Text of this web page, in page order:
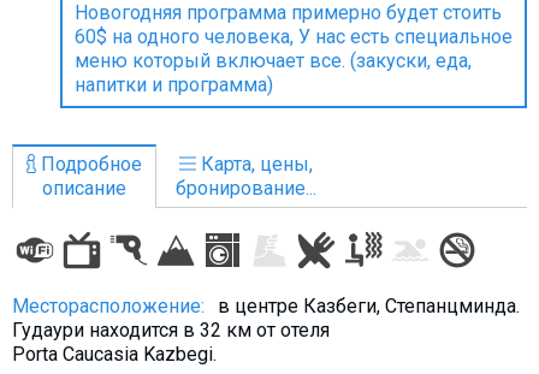
Новогодняя программа примерно будет стоить
60$ на одного человека, У нас есть специальное
меню который включает все. (закуски, еда,
напитки и программа)
Подробное
описание
Карта, цены,
бронирование...
Месторасположение:
в центре Казбеги, Степанцминда.
Гудаури находится в 32 км от отеля
Porta Caucasia Kazbegi.
ПРОЖИВАНИЕ
Квартиры
Коттеджи
Отели
Долгосрочная аренда
Казбеги
Другое